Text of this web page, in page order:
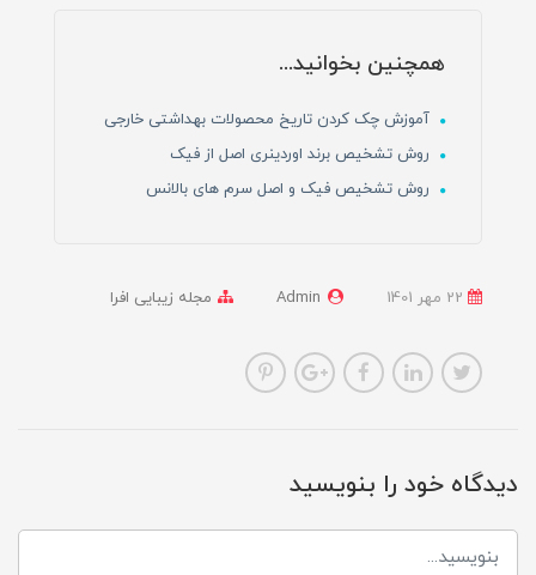
همچنین بخوانید...
آموزش چک کردن تاریخ محصولات بهداشتی خارجی
روش تشخیص برند اوردینری اصل از فیک
روش تشخیص فیک و اصل سرم های بالانس
Admin مجله زیبایی افرا
دیدگاه خود را بنویسید